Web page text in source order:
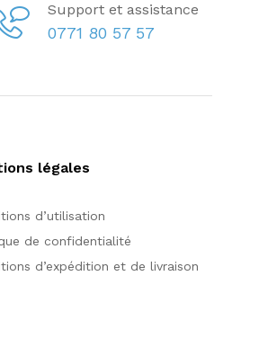
Support et assistance
0771 80 57 57
légales
d’utilisation
de confidentialité
d’expédition et de livraison